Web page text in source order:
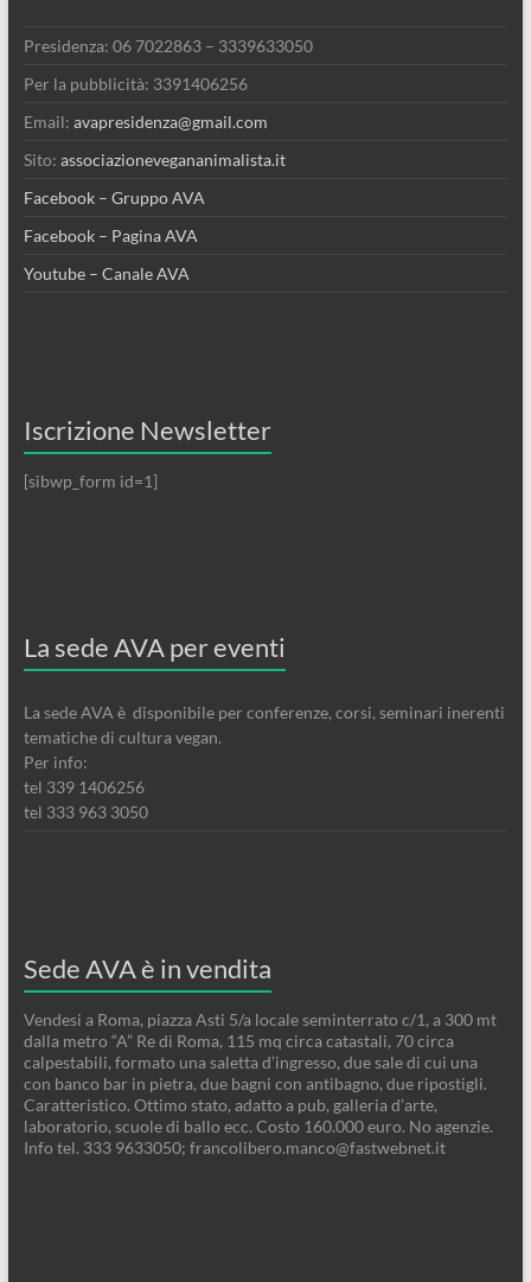
Presidenza: 06 7022863 – 3339633050
Per la pubblicità: 3391406256
Email: avapresidenza@gmail.com
Sito: associazionevegananimalista.it
Facebook – Gruppo AVA
Facebook – Pagina AVA
Youtube – Canale AVA
Iscrizione Newsletter
[sibwp_form id=1]
La sede AVA per eventi
La sede AVA è disponibile per conferenze, corsi, seminari inerenti
tematiche di cultura vegan.
Per info:
tel 339 1406256
tel 333 963 3050
Sede AVA è in vendita
Vendesi a Roma, piazza Asti 5/a locale seminterrato c/1, a 300 mt
dalla metro “A” Re di Roma, 115 mq circa catastali, 70 circa
calpestabili, formato una saletta d’ingresso, due sale di cui una
con banco bar in pietra, due bagni con antibagno, due ripostigli.
Caratteristico. Ottimo stato, adatto a pub, galleria d’arte,
laboratorio, scuole di ballo ecc. Costo 160.000 euro. No agenzie.
Info tel. 333 9633050; francolibero.manco@fastwebnet.it